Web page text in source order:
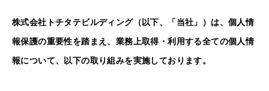
株式会社トチタテビルディング（以下、「当社」）は、個人情
報保護の重要性を踏まえ、業務上取得・利用する全ての個人情
報について、以下の取り組みを実施しております。